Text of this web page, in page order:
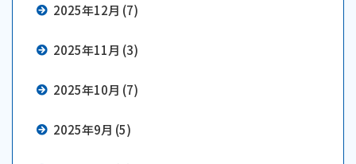
2025年12月 (7)
2025年11月 (3)
2025年10月 (7)
2025年9月 (5)